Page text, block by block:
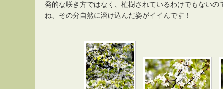
発的な咲き方ではなく、植樹されているわけでもないの
ね、その分自然に溶け込んだ姿がイイんです！